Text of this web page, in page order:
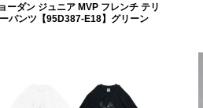
ーダン ジュニア MVP フレンチ テリ
パンツ【95D387-E18】グリーン